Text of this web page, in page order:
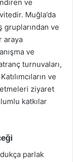
ve
Muğla’da
gruplarından ve
araya
ve
turnuvaları,
ve
ziyaret
katkılar
parlak